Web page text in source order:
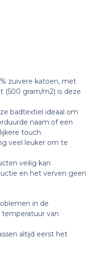
zuivere katoen, met
(500 gram/m2) is deze
badtextiel ideaal om
naam of een
touch.
veel leuker om te
veilig kan
en het verven geen
in de
van
altijd eerst het